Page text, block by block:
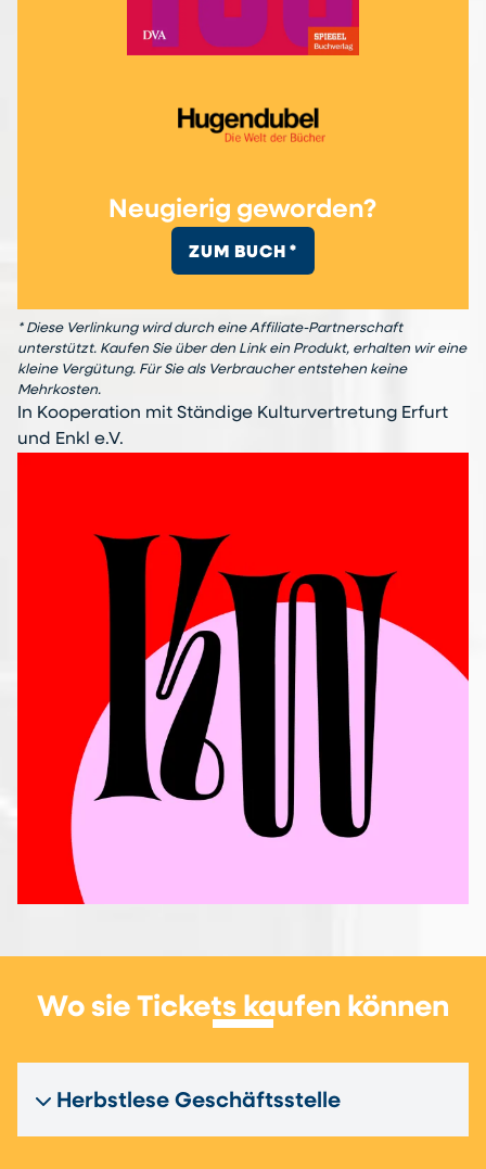
Neugierig geworden?
ZUM BUCH *
* Diese Verlinkung wird durch eine Affiliate-Partnerschaft
unterstützt. Kaufen Sie über den Link ein Produkt, erhalten wir eine
kleine Vergütung. Für Sie als Verbraucher entstehen keine
Mehrkosten.
In Kooperation mit Ständige Kulturvertretung Erfurt
und Enkl e.V.
Wo sie Tickets kaufen können
Herbstlese Geschäftsstelle